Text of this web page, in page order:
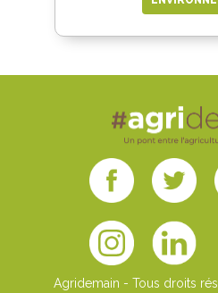
Agridemain - Tous droits